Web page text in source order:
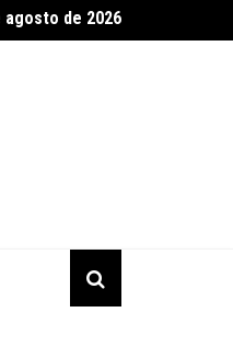
e Reembolsos por Doença
agosto de 2026